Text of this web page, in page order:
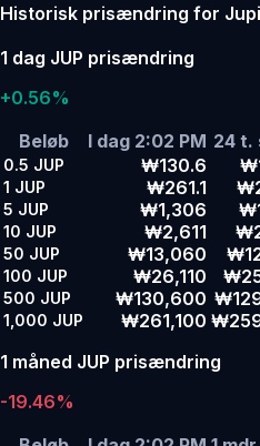
Historisk prisændring for
1 dag JUP prisændring
+0.56%
Beløb
I dag 2:02 PM 24 t.
0.5 JUP ₩130.6
1 JUP ₩261.1
5 JUP ₩1,306
10 JUP ₩2,611
50 JUP ₩13,060
100 JUP ₩26,110
500 JUP ₩130,600
1,000 JUP ₩261,100
1 måned JUP prisændring
-19.46%